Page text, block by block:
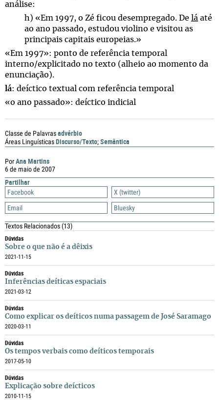
PorAna Martins
6 de maio de 2007
Partilhar
Facebook
X (twitter)
Email
Bluesky
Textos Relacionados(13)
Dúvidas
Sobre o que não é a dêixis
2021-11-15
Dúvidas
Inferências deíticas espaciais
2021-03-12
Dúvidas
Como explicar os deíticos numa passagem de José Saramago
2020-03-11
Dúvidas
Os tempos verbais como deíticos temporais
2017-05-10
Dúvidas
Explicação sobre deícticos
2010-11-15
análise:
h) «Em 1997, o Zé ficou desempregado. De
lá até
ao ano passado, estudou violino e visitou as
principais capitais europeias.»
«Em 1997»: ponto de referência temporal
interno/explicitado no texto (alheio ao momento da
enunciação).
lá: deíctico textual com referência temporal
«o ano passado»: deíctico indicial
Classe de Palavrasadvérbio
Áreas LinguísticasDiscurso/Texto;Semântica